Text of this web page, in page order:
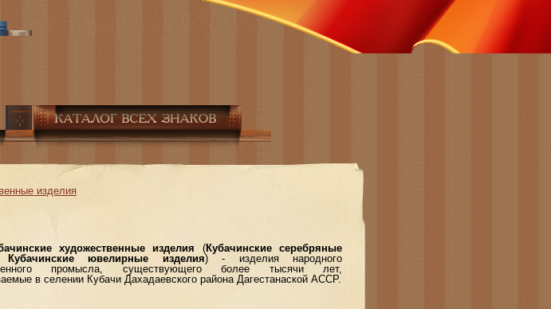
изделия
художественные изделия (Кубачинские серебряные
Кубачинские ювелирные изделия) - изделия народного
промысла, существующего более тысячи лет,
в селении Кубачи Дахадаевского района Дагестанаской АССР.